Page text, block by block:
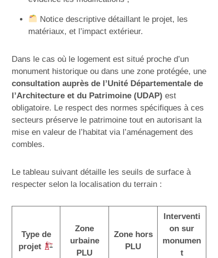
Notice descriptive détaillant le projet, les
matériaux, et l’impact extérieur.
Dans le cas où le logement est situé proche d’un
monument historique ou dans une zone protégée, une
consultation auprès de l’Unité Départementale de
l’Architecture et du Patrimoine (UDAP) est
obligatoire. Le respect des normes spécifiques à ces
secteurs préserve le patrimoine tout en autorisant la
mise en valeur de l’habitat via l’aménagement des
combles.
Le tableau suivant détaille les seuils de surface à
respecter selon la localisation du terrain :
Type de
projet
Zone
urbaine
PLU
Zone hors
PLU
Interventi
on sur
monumen
t